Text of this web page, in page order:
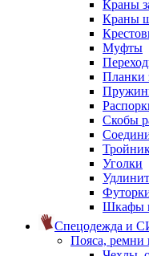
Краны
Краны
Муфты
Планки
Скобы
Уголки
Шкафы
Спецодежда и
Пояса, ремни